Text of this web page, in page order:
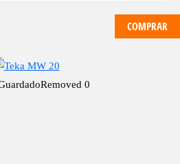
COMPRAR
Removed 0